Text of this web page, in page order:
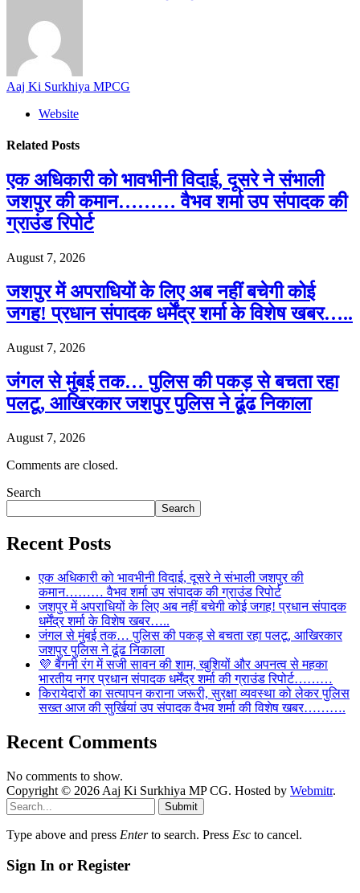
Aaj Ki Surkhiya MPCG
Website
Related Posts
एक अधिकारी को भावभीनी विदाई, दूसरे ने संभाली
जशपुर की कमान……… वैभव शर्मा उप संपादक की
ग्राउंड रिपोर्ट
August 7, 2026
जशपुर में अपराधियों के लिए अब नहीं बचेगी कोई
जगह! प्रधान संपादक धर्मेंद्र शर्मा के विशेष खबर…..
August 7, 2026
जंगल से मुंबई तक… पुलिस की पकड़ से बचता रहा
पलटू, आखिरकार जशपुर पुलिस ने ढूंढ निकाला
August 7, 2026
Comments are closed.
Search
Search
Recent Posts
एक अधिकारी को भावभीनी विदाई, दूसरे ने संभाली जशपुर की
कमान……… वैभव शर्मा उप संपादक की ग्राउंड रिपोर्ट
जशपुर में अपराधियों के लिए अब नहीं बचेगी कोई जगह! प्रधान संपादक
धर्मेंद्र शर्मा के विशेष खबर…..
जंगल से मुंबई तक… पुलिस की पकड़ से बचता रहा पलटू, आखिरकार
जशपुर पुलिस ने ढूंढ निकाला
💜 बैंगनी रंग में सजी सावन की शाम, खुशियों और अपनत्व से महका
भारतीय नगर प्रधान संपादक धर्मेंद्र शर्मा की ग्राउंड रिपोर्ट………
किरायेदारों का सत्यापन कराना जरूरी, सुरक्षा व्यवस्था को लेकर पुलिस
सख्त आज की सुर्खियां उप संपादक वैभव शर्मा की विशेष खबर……….
Recent Comments
No comments to show.
Copyright © 2026 Aaj Ki Surkhiya MP CG. Hosted by Webmitr.
Submit
Type above and press Enterto search. Press Esc to cancel.
Sign In or Register